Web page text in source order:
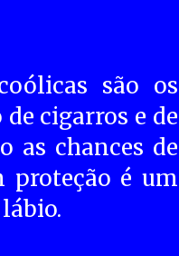
são os
cigarros e de
as chances de
proteção é um